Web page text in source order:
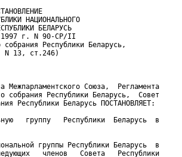
НАЦИОНАЛЬНОГО
БЕЛАРУСЬ
г. N 90-СР/II
собрания Республики Беларусь,
N 13, ст.246)
Межпарламентского Союза,  Регламента
собрания Республики Беларусь,  Совет
Республики Беларусь ПОСТАНОВЛЯЕТ:
группу   Республики  Беларусь  в
группы Республики Беларусь  в
членов   Совета   Республики